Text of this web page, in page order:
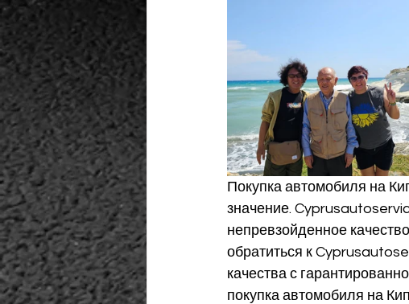
Покупка автомобиля на
значение.
непревзойденное
обратиться к
качества с
покупка автомобиля на